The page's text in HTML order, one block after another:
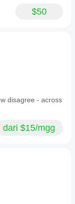
$50
disagree - across
dari $15/mgg